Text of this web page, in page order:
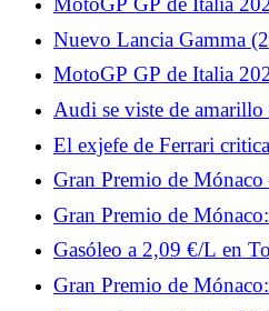
urbano híbrido
TV y horarios del fin de
pero con Marc Márquez
Nuevo Lancia Gamma
crossover con hasta 740
MotoGP GP de Italia
objetivo sencillo para
Aprilia
Audi se viste de
homenajear a Tazio
El exjefe de Ferrari
riesgo de destruir un mito”
Gran Premio de
el doblete y Charles
Gran Premio de
sorprende a todo
Gasóleo a 2,09 €/L en
las fechas en las que
Gran Premio de